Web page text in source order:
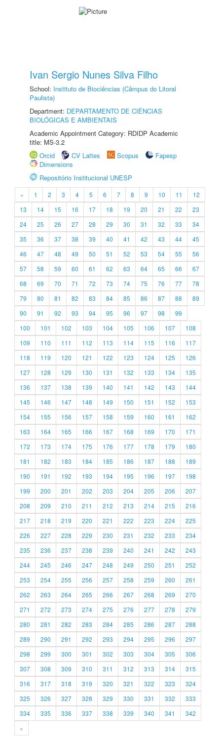
Ivan Sergio Nunes Silva Filho
School: Instituto de Biociências (Câmpus do Litoral
Paulista)
Department: DEPARTAMENTO DE CIÊNCIAS
BIOLÓGICAS E AMBIENTAIS
Academic Appointment Category: RDIDP Academic
title: MS-3.2
Orcid
CV Lattes Scopus
Fapesp
Dimensions
Repositório Institucional UNESP
« 1 2 3 4 5 6 7 8 9 10 11
12
13
14 15 16 17 18 19 20 21 22
23
24
25 26 27 28 29 30 31 32 33
34
35
36 37 38 39 40 41 42 43 44
45
46
47 48 49 50 51 52 53 54 55
56
57
58 59 60 61 62 63 64 65 66
67
68
69 70 71 72 73 74 75 76 77
78
79
80 81 82 83 84 85 86 87 88
89
90
91 92 93 94 95 96 97 98
99
100
101 102 103 104 105 106 107
108
109
110 111 112 113 114 115 116
117
118
119 120 121 122 123 124 125
126
127
128 129 130 131 132 133 134
135
136
137 138 139 140 141 142 143
144
145
146 147 148 149 150 151 152
153
154
155 156 157 158 159 160 161
162
163
164 165 166 167 168 169 170
171
172
173 174 175 176 177 178 179
180
181
182 183 184 185 186 187 188
189
190
191 192 193 194 195 196 197
198
199
200 201 202 203 204 205 206
207
208
209 210 211 212 213 214 215
216
217
218 219 220 221 222 223 224
225
226
227 228 229 230 231 232 233
234
235
236 237 238 239 240 241 242
243
244
245 246 247 248 249 250 251
252
253
254 255 256 257 258 259 260
261
262
263 264 265 266 267 268 269
270
271
272 273 274 275 276 277 278
279
280
281 282 283 284 285 286 287
288
289
290 291 292 293 294 295 296
297
298
299 300 301 302 303 304 305
306
307
308 309 310 311 312 313 314
315
316
317 318 319 320 321 322 323
324
325
326 327 328 329 330 331 332
333
334
335 336 337 338 339 340 341
342
»